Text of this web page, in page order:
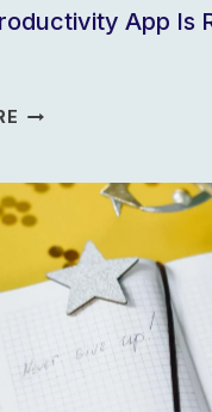
App Is
WHICH
IS
RIGHT
FOR
YOU?